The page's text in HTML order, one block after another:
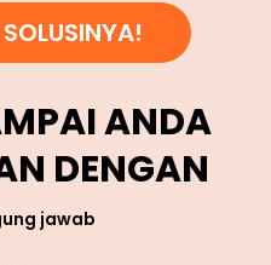
ANDA
DENGAN
jawab